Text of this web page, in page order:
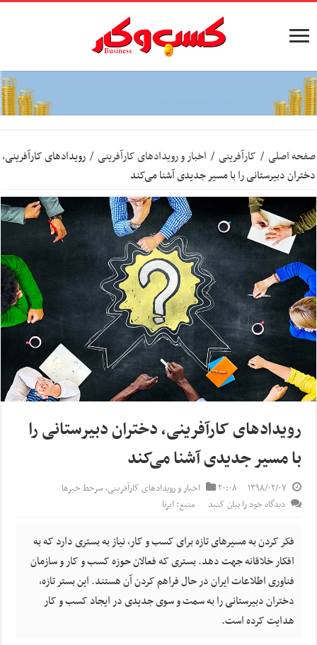
صفحه اصلی / کارآفرینی / اخبار و رویدادهای کارآفرینی / رویدادهای کارآفرینی،
دختران دبیرستانی را با مسیر جدیدی آشنا می‌کند
رویدادهای کارآفرینی، دختران دبیرستانی را
با مسیر جدیدی آشنا می‌کند
۱۳۹۸/۰۲/۰۷ ۲۰:۰۸ اخبار و رویدادهای کارآفرینی,سرخط خبرها
دیدگاه خود را بیان کنید
منبع: ایرنا
فکر کردن به مسیرهای تازه برای کسب و کار، نیاز به بستری دارد که به
افکار خلاقانه جهت دهد. بستری که فعالان حوزه کسب و کار و سازمان
فناوری اطلاعات ایران در حال فراهم کردن آن هستند. این بستر تازه،
دختران دبیرستانی را به سمت و سوی جدیدی در ایجاد کسب و کار
هدایت کرده است.